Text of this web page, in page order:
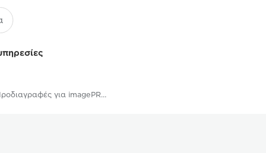
Προδιαγραφές για imagePROGRAF PRO-4100 - Επαγγελματικοί εκτυπωτές και μηχανήματα φαξ